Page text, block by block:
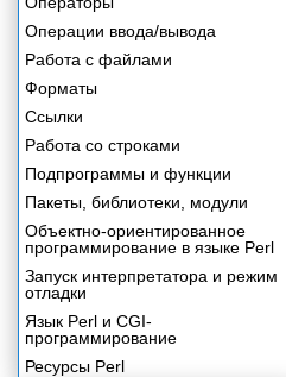
Операции ввода/вывода
Работа с файлами
Форматы
Ссылки
Работа со строками
Подпрограммы и функции
Пакеты, библиотеки, модули
Объектно-ориентированное
программирование в языке Perl
Запуск интерпретатора и режим
отладки
Язык Perl и CGI-
программирование
Ресурсы Perl